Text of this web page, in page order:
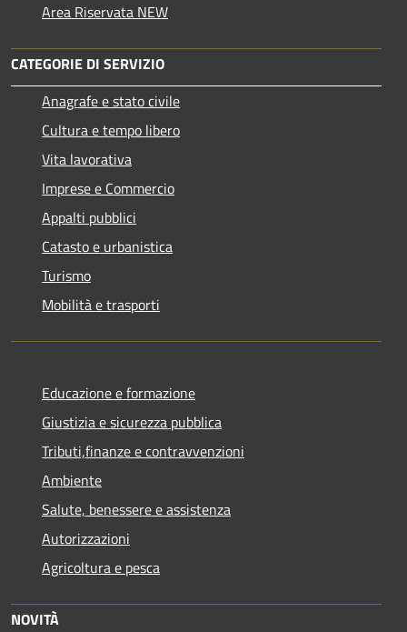
Area Riservata NEW
CATEGORIE DI SERVIZIO
Anagrafe e stato civile
Cultura e tempo libero
Vita lavorativa
Imprese e Commercio
Appalti pubblici
Catasto e urbanistica
Turismo
Mobilità e trasporti
Educazione e formazione
Giustizia e sicurezza pubblica
Tributi,finanze e contravvenzioni
Ambiente
Salute, benessere e assistenza
Autorizzazioni
Agricoltura e pesca
NOVITÀ